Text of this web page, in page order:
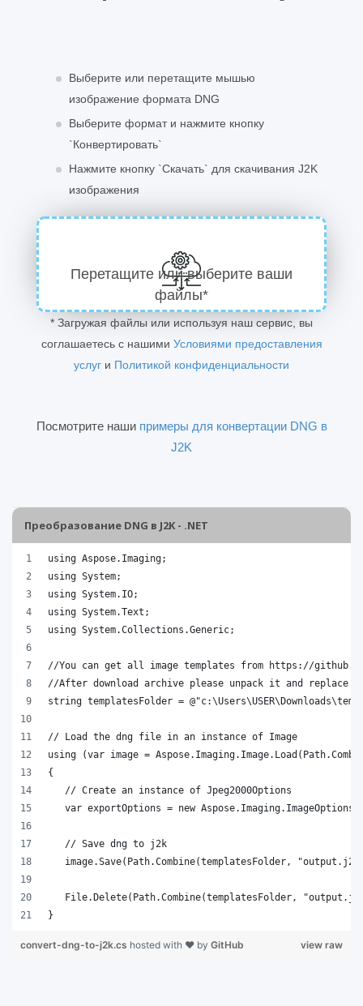
Выберите или перетащите мышью
изображение формата DNG
Выберите формат и нажмите кнопку
`Конвертировать`
Нажмите кнопку `Скачать` для скачивания J2K
изображения
Перетащите или выберите ваши
файлы*
* Загружая файлы или используя наш сервис, вы
соглашаетесь с нашими Условиями предоставления
услуг и Политикой конфиденциальности
Посмотрите наши примеры для конвертации DNG в
J2K
Преобразование DNG в J2K - .NET
}
view raw
convert-dng-to-j2k.cs hosted with ❤ by GitHub